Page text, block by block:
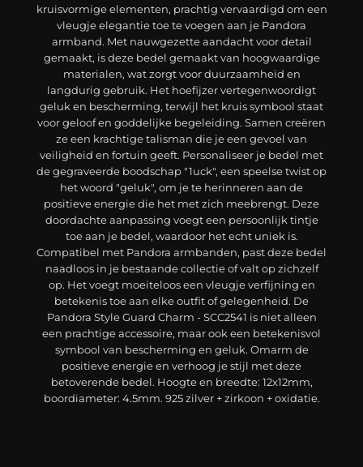
kruisvormige elementen, prachtig vervaardigd om een
vleugje elegantie toe te voegen aan je Pandora
armband. Met nauwgezette aandacht voor detail
gemaakt, is deze bedel gemaakt van hoogwaardige
materialen, wat zorgt voor duurzaamheid en
langdurig gebruik. Het hoefijzer vertegenwoordigt
geluk en bescherming, terwijl het kruis symbool staat
voor geloof en goddelijke begeleiding. Samen creëren
ze een krachtige talisman die je een gevoel van
veiligheid en fortuin geeft. Personaliseer je bedel met
de gegraveerde boodschap "1uck", een speelse twist op
het woord "geluk", om je te herinneren aan de
positieve energie die het met zich meebrengt. Deze
doordachte aanpassing voegt een persoonlijk tintje
toe aan je bedel, waardoor het echt uniek is.
Compatibel met Pandora armbanden, past deze bedel
naadloos in je bestaande collectie of valt op zichzelf
op. Het voegt moeiteloos een vleugje verfijning en
betekenis toe aan elke outfit of gelegenheid. De
Pandora Style Guard Charm - SCC2541 is niet alleen
een prachtige accessoire, maar ook een betekenisvol
symbool van bescherming en geluk. Omarm de
positieve energie en verhoog je stijl met deze
betoverende bedel. Hoogte en breedte: 12x12mm,
boordiameter: 4.5mm. 925 zilver + zirkoon + oxidatie.